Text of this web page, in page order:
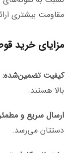
مقاومت بیشتری
مزایای خرید قوطی
کیفیت تضمین‌شده:
بالا هستند.
ارسال سریع و
دستتان می‌رسد.